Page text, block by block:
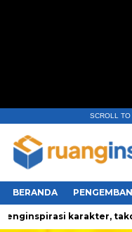
SCROLL TO
BERANDA
karakter, takdir,